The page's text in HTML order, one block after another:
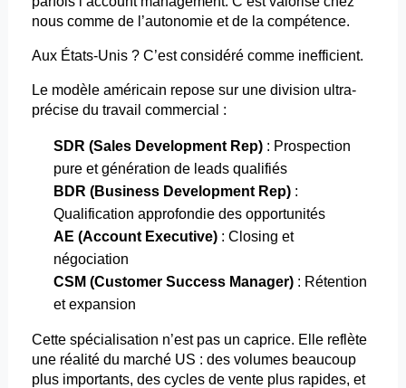
nous comme de l’autonomie et de la compétence.
Aux États-Unis ? C’est considéré comme inefficient.
Le modèle américain repose sur une division ultra-
précisedu travail commercial :
SDR (Sales DevelopmentRep): Prospection
pure et génération de leads qualifiés
BDR (Business DevelopmentRep):
Qualification approfondie des opportunités
AE (Account Executive): Closing et
négociation
CSM (Customer SuccessManager): Rétention
et expansion
Cette spécialisation n’est pas un caprice. Elle reflète
une réalité du marché US : des volumes beaucoup
plus importants, des cycles de vente plus rapides, et